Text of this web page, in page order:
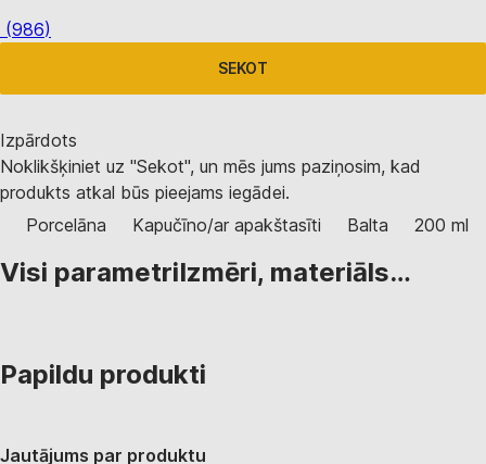
(986)
SEKOT
Izpārdots
Noklikšķiniet uz "Sekot", un mēs jums paziņosim, kad
produkts atkal būs pieejams iegādei.
Porcelāna
Kapučīno/ar apakštasīti Balta 200 ml
Visi parametriIzmēri, materiāls…
Papildu produkti
Jautājums par produktu